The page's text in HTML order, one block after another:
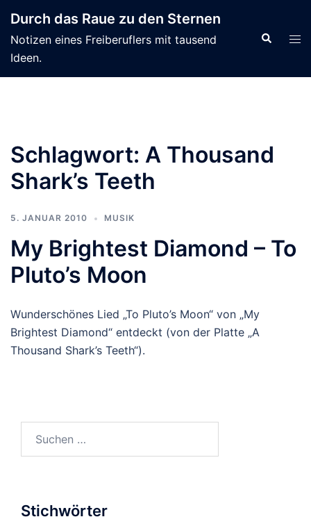
Inhalt
springen
Durch das Raue zu den Sternen
Notizen eines Freiberuflers mit tausend
Ideen.
Suche
Schlagwort: A Thousand
Shark’s Teeth
5. JANUAR 2010 MUSIK
My Brightest Diamond – To
Pluto’s Moon
Wunderschönes Lied „To Pluto’s Moon“ von „My
Brightest Diamond“ entdeckt (von der Platte „A
Thousand Shark’s Teeth“).
Stichwörter